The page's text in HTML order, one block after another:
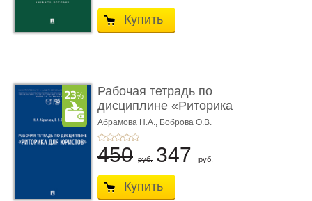
Купить
Рабочая тетрадь по
дисциплине «Риторика
для ю� ...
Абрамова Н.А., Боброва О.В.
450 руб. 347 руб.
Купить